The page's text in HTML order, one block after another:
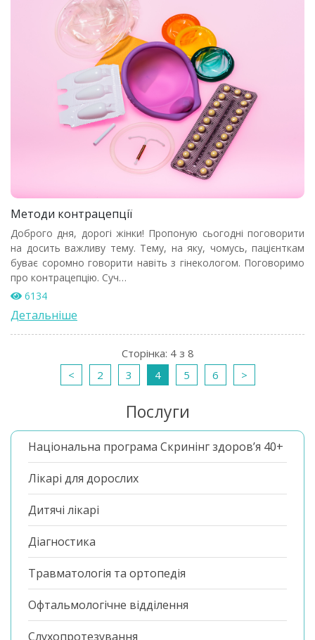
Методи контрацепції
Доброго дня, дорогі жінки! Пропоную сьогодні поговорити
на досить важливу тему. Тему, на яку, чомусь, пацієнткам
буває соромно говорити навіть з гінекологом. Поговоримо
про контрацепцію. Суч…
6134
Детальніше
Сторінка: 4 з 8
<
2 3 4 5 6 >
Послуги
Національна програма Скринінг здоров’я 40+
Лікарі для дорослих
Дитячі лікарі
Діагностика
Травматологія та ортопедія
Офтальмологічне відділення
Слухопротезування